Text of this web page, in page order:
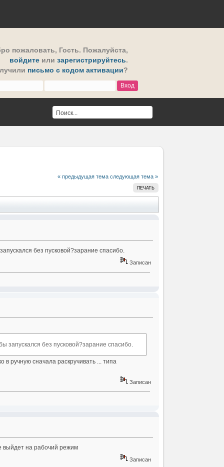
пожаловать, Гость. Пожалуйста,
войдите или зарегистрируйтесь.
письмо с кодом активации?
« предыдущая тема следующая тема »
ПЕЧАТЬ
без пусковой?зарание спасибо.
Записан
запускался без пусковой?зарание спасибо.
в ручную сначала раскручивать ... типа
Записан
выйдет на рабочий режим
Записан